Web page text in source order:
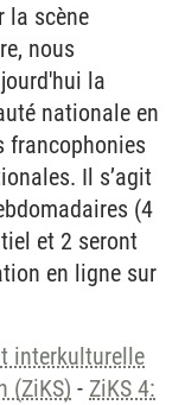
la scène
nous
la
nationale en
francophonies
Il s’agit
(4
et 2 seront
en ligne sur
interkulturelle
(ZiKS) - ZiKS 4: